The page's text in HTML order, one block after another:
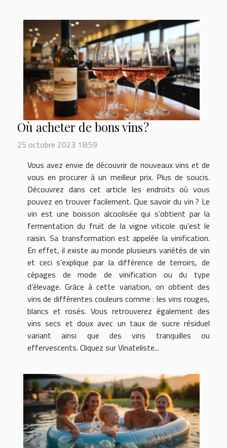
Où acheter de bons vins ?
25 octobre 2023 18:59
Vous avez envie de découvrir de nouveaux vins et de
vous en procurer à un meilleur prix. Plus de soucis.
Découvrez dans cet article les endroits où vous
pouvez en trouver facilement. Que savoir du vin ? Le
vin est une boisson alcoolisée qui s’obtient par la
fermentation du fruit de la vigne viticole qu’est le
raisin. Sa transformation est appelée la vinification.
En effet, il existe au monde plusieurs variétés de vin
et ceci s’explique par la différence de terroirs, de
cépages de mode de vinification ou du type
d’élevage. Grâce à cette variation, on obtient des
vins de différentes couleurs comme : les vins rouges,
blancs et rosés. Vous retrouverez également des
vins secs et doux avec un taux de sucre résiduel
variant ainsi que des vins tranquilles ou
effervescents. Cliquez sur Vinateliste...